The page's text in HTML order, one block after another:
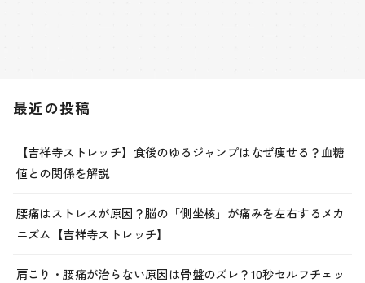
最近の投稿
【吉祥寺ストレッチ】食後のゆるジャンプはなぜ痩せる？血糖
値との関係を解説
腰痛はストレスが原因？脳の「側坐核」が痛みを左右するメカ
ニズム【吉祥寺ストレッチ】
肩こり・腰痛が治らない原因は骨盤のズレ？10秒セルフチェッ